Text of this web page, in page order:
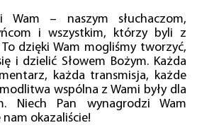
Wam – naszym słuchaczom,
i wszystkim, którzy byli z
dzięki Wam mogliśmy tworzyć,
i dzielić Słowem Bożym. Każda
każda transmisja, każde
wspólna z Wami były dla
Niech Pan wynagrodzi Wam
okazaliście!